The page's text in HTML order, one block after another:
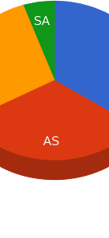
SA
AS